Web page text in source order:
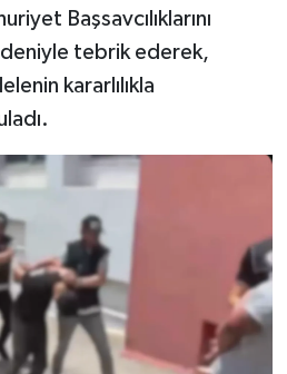
Başsavcılıklarını
tebrik ederek,
kararlılıkla